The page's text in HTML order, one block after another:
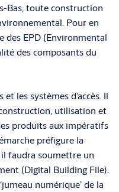
Bas, toute construction
Pour en
EPD (Environ­mental
des composants du
les systèmes d’accès. Il
utilisation et
produits aux impératifs
préfigure la
il faudra soumettre un
(Digital Building File).
numérique’ de la